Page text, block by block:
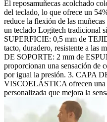
El reposamuñecas acolchado
del teclado, lo que ofrece un
reduce la flexión de las
un teclado Logitech tradicional
SUPERFICIE: 0,5 mm de
tacto, duradero, resistente a las
DE SOPORTE: 2 mm de
proporcionan una sensación de
por igual la presión. 3. CAPA
VISCOELÁSTICA ofrecen una
personalizada que mejora la